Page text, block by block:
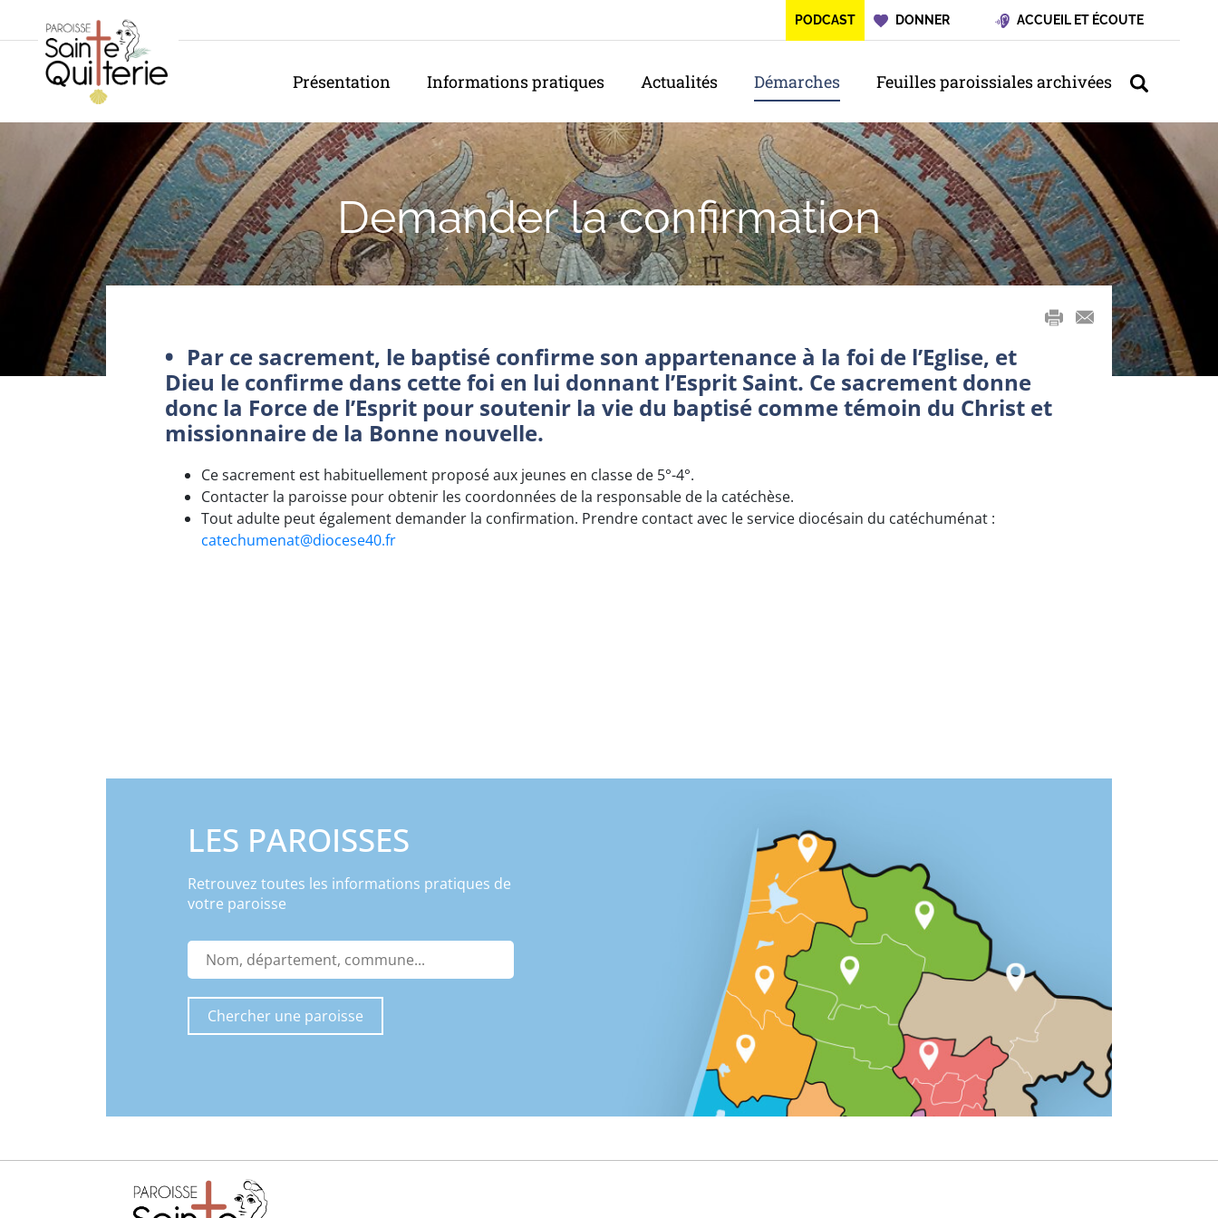
PODCAST DONNER ACCUEIL ET ÉCOUTE
Présentation Informations pratiques Actualités Démarches Feuilles paroissiales archivées
Demander la confirmation
Par ce sacrement, le baptisé confirme son appartenance à la foi de l’Eglise, et
Dieu le confirme dans cette foi en lui donnant l’Esprit Saint. Ce sacrement donne
donc la Force de l’Esprit pour soutenir la vie du baptisé comme témoin du Christ et
missionnaire de la Bonne nouvelle.
Ce sacrement est habituellement proposé aux jeunes en classe de 5°-4°.
Contacter la paroisse pour obtenir les coordonnées de la responsable de la catéchèse.
Tout adulte peut également demander la confirmation. Prendre contact avec le service diocésain du catéchuménat :
catechumenat@diocese40.fr
LES PAROISSES
Retrouvez toutes les informations pratiques de
votre paroisse